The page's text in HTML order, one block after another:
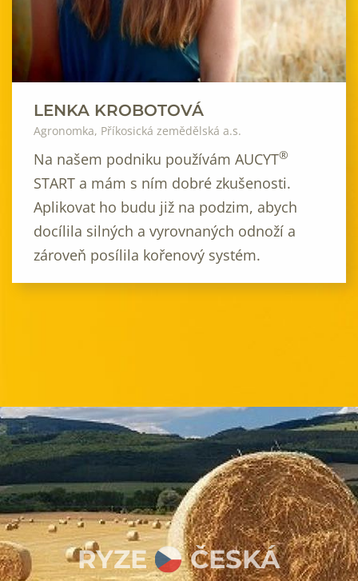
LENKA KROBOTOVÁ
Agronomka, Příkosická zemědělská a.s.
Na našem podniku používám AUCYT®
START a mám s ním dobré zkušenosti.
Aplikovat ho budu již na podzim, abych
docílila silných a vyrovnaných odnoží a
zároveň posílila kořenový systém.
RYZE
ČESKÁ